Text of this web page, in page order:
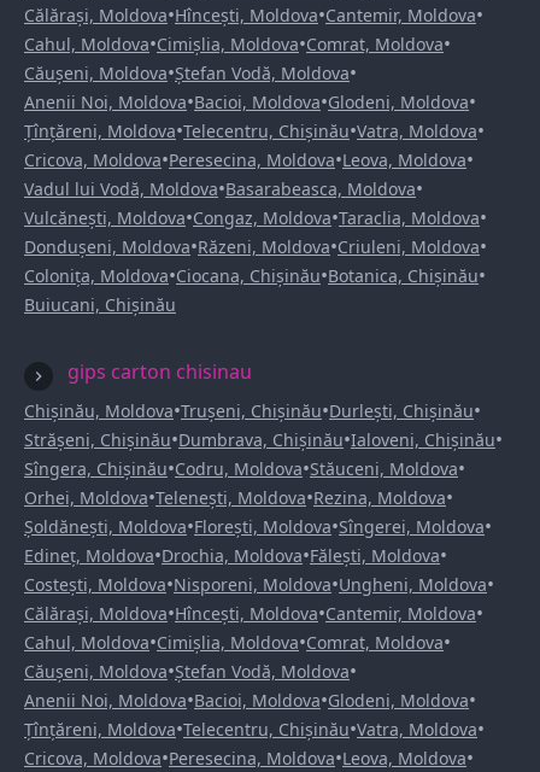
Călărași, Moldova•Hîncești, Moldova•Cantemir, Moldova•
Cahul, Moldova•Cimișlia, Moldova•Comrat, Moldova•
Căușeni, Moldova•Ștefan Vodă, Moldova•
Anenii Noi, Moldova•Bacioi, Moldova•Glodeni, Moldova•
Țînțăreni, Moldova•Telecentru, Chișinău•Vatra, Moldova•
Cricova, Moldova•Peresecina, Moldova•Leova, Moldova•
Vadul lui Vodă, Moldova•Basarabeasca, Moldova•
Vulcănești, Moldova•Congaz, Moldova•Taraclia, Moldova•
Dondușeni, Moldova•Răzeni, Moldova•Criuleni, Moldova•
Colonița, Moldova•Ciocana, Chișinău•Botanica, Chișinău•
Buiucani, Chișinău
gips carton chisinau
Chișinău, Moldova•Trușeni, Chișinău•Durlești, Chișinău•
Strășeni, Chișinău•Dumbrava, Chișinău•Ialoveni, Chișinău•
Sîngera, Chișinău•Codru, Moldova•Stăuceni, Moldova•
Orhei, Moldova•Telenești, Moldova•Rezina, Moldova•
Șoldănești, Moldova•Florești, Moldova•Sîngerei, Moldova•
Edineț, Moldova•Drochia, Moldova•Fălești, Moldova•
Costești, Moldova•Nisporeni, Moldova•Ungheni, Moldova•
Călărași, Moldova•Hîncești, Moldova•Cantemir, Moldova•
Cahul, Moldova•Cimișlia, Moldova•Comrat, Moldova•
Căușeni, Moldova•Ștefan Vodă, Moldova•
Anenii Noi, Moldova•Bacioi, Moldova•Glodeni, Moldova•
Țînțăreni, Moldova•Telecentru, Chișinău•Vatra, Moldova•
Cricova, Moldova•Peresecina, Moldova•Leova, Moldova•